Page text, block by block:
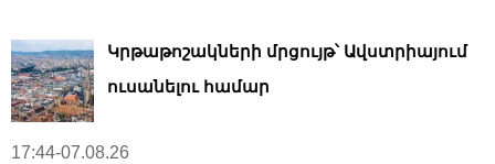
Կրթաթոշակների մրցույթ՝ Ավստրիայում
ուսանելու համար
17:44-07.08.26